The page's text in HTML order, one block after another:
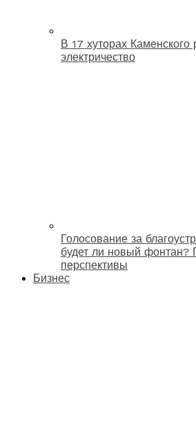
В 17 хуторах Каменского
электричество
Голосование за
будет ли новый фонтан?
перспективы
Бизнес